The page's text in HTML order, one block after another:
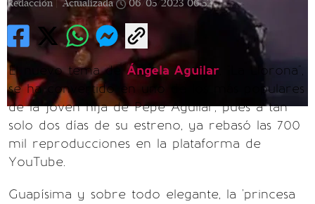
Redacción |
Actualizada 06/05/2023 06:52
El nuevo tema de Ángela Aguilar , "La Llorona",
se ha convertido en uno de los más populares
de la joven hija de Pepe Aguilar, pues a tan
solo dos días de su estreno, ya rebasó las 700
mil reproducciones en la plataforma de
YouTube.
Guapísima y sobre todo elegante, la 'princesa